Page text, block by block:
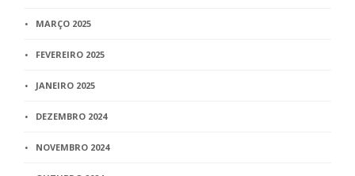
MARÇO 2025
FEVEREIRO 2025
JANEIRO 2025
DEZEMBRO 2024
NOVEMBRO 2024